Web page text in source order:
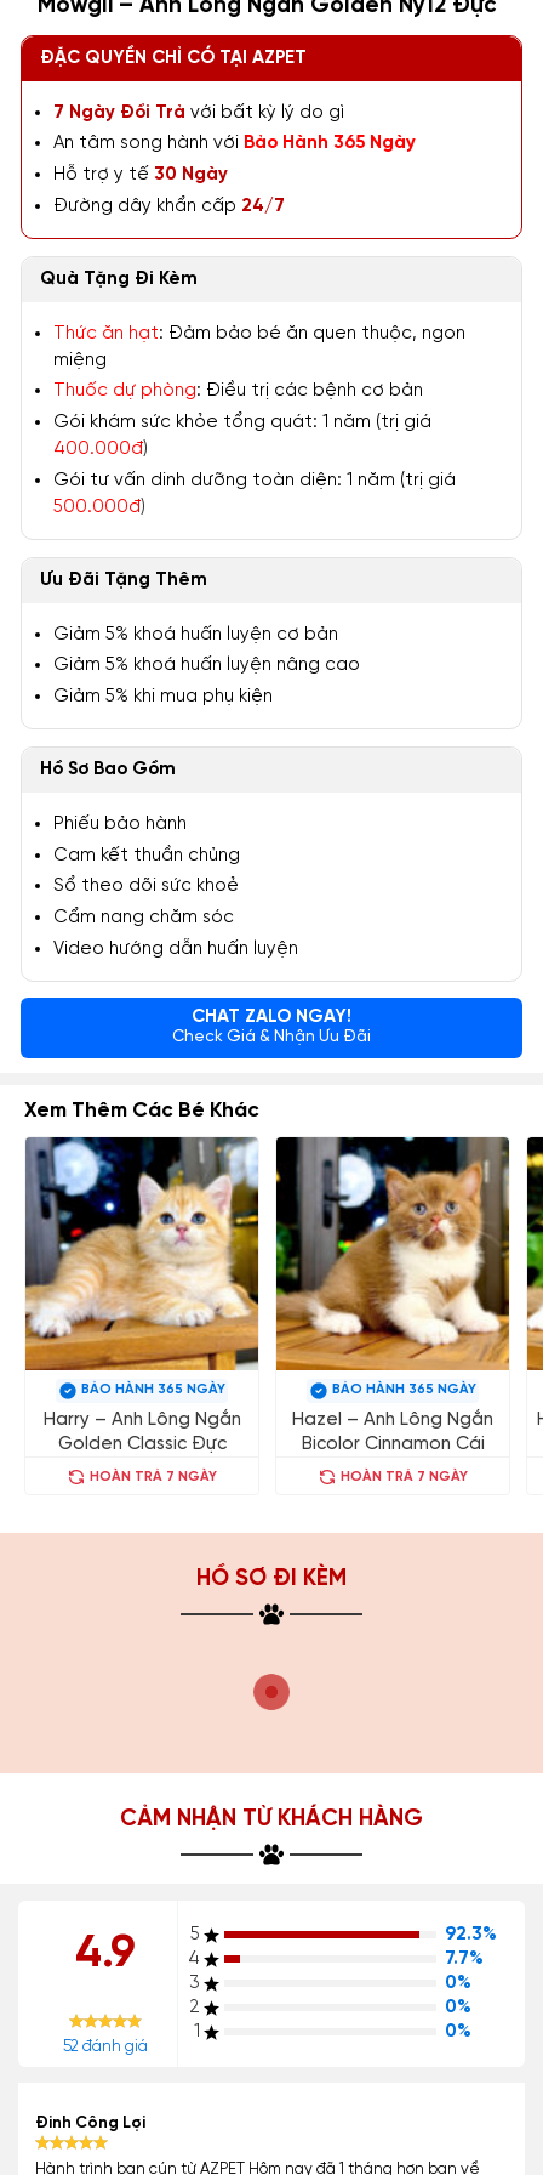
Mowgli – Anh Lông Ngắn Golden Ny12 Đực
ĐẶC QUYỀN CHỈ CÓ TẠI AZPET
7 Ngày Đổi Trả với bất kỳ lý do gì
An tâm song hành với Bảo Hành 365 Ngày
Hỗ trợ y tế 30 Ngày
Đường dây khẩn cấp 24/7
Quà Tặng Đi Kèm
Thức ăn hạt: Đảm bảo bé ăn quen thuộc, ngon
miệng
Thuốc dự phòng: Điều trị các bệnh cơ bản
Gói khám sức khỏe tổng quát: 1 năm (trị giá
400.000đ)
Gói tư vấn dinh dưỡng toàn diện: 1 năm (trị giá
500.000đ)
Ưu Đãi Tặng Thêm
Giảm 5% khoá huấn luyện cơ bản
Giảm 5% khoá huấn luyện nâng cao
Giảm 5% khi mua phụ kiện
Hồ Sơ Bao Gồm
Phiếu bảo hành
Cam kết thuần chủng
Sổ theo dõi sức khoẻ
Cẩm nang chăm sóc
Video hướng dẫn huấn luyện
CHAT ZALO NGAY!
Check Giá & Nhận Ưu Đãi
Xem Thêm Các Bé Khác
BẢO HÀNH 365 NGÀY
Harry – Anh Lông Ngắn
Golden Classic Đực
HOÀN TRẢ 7 NGÀY
BẢO HÀNH 365 NGÀY
Hazel – Anh Lông Ngắn
Bicolor Cinnamon Cái
HOÀN TRẢ 7 NGÀY
HỒ SƠ ĐI KÈM
CẢM NHẬN TỪ KHÁCH HÀNG
4.9
52 đánh giá
5
92.3%
4
7.7%
3
0%
2
0%
1
0%
Đinh Công Lợi
Hành trình bạn cún từ AZPET Hôm nay đã 1 tháng hơn bạn về